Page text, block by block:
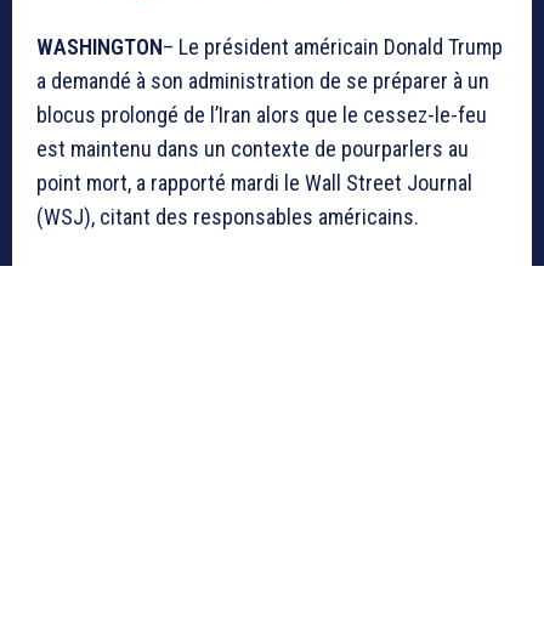
WASHINGTON– Le président américain Donald Trump
a demandé à son administration de se préparer à un
blocus prolongé de l’Iran alors que le cessez-le-feu
est maintenu dans un contexte de pourparlers au
point mort, a rapporté mardi le Wall Street Journal
(WSJ), citant des responsables américains.